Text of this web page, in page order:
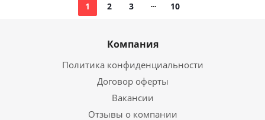
1 2 3 10
Компания
Политика конфиденциальности
Договор оферты
Вакансии
Отзывы о компании